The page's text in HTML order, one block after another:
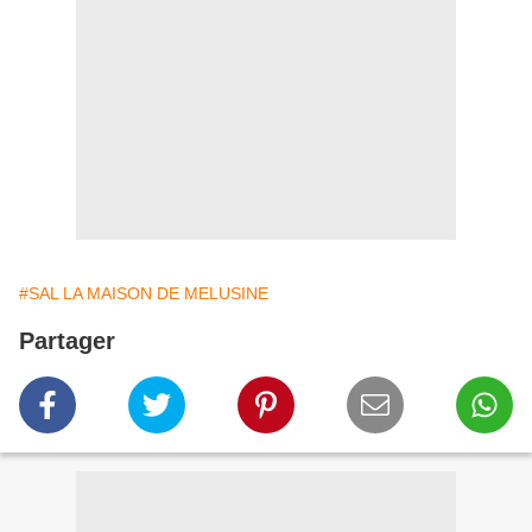
#SAL LA MAISON DE MELUSINE
Partager